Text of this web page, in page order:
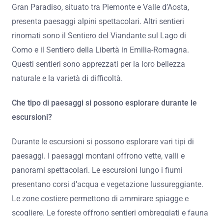
Gran Paradiso, situato tra Piemonte e Valle d’Aosta,
presenta paesaggi alpini spettacolari. Altri sentieri
rinomati sono il Sentiero del Viandante sul Lago di
Como e il Sentiero della Libertà in Emilia-Romagna.
Questi sentieri sono apprezzati per la loro bellezza
naturale e la varietà di difficoltà.
Che tipo di paesaggi si possono esplorare durante le
escursioni?
Durante le escursioni si possono esplorare vari tipi di
paesaggi. I paesaggi montani offrono vette, valli e
panorami spettacolari. Le escursioni lungo i fiumi
presentano corsi d’acqua e vegetazione lussureggiante.
Le zone costiere permettono di ammirare spiagge e
scogliere. Le foreste offrono sentieri ombreggiati e fauna